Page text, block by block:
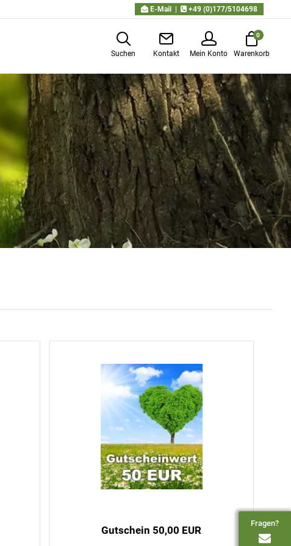
E-Mail +49 (0)177/5104698
Suchen Kontakt Mein Konto
0
Warenkorb
Gutschein 50,00 EUR
Fragen?